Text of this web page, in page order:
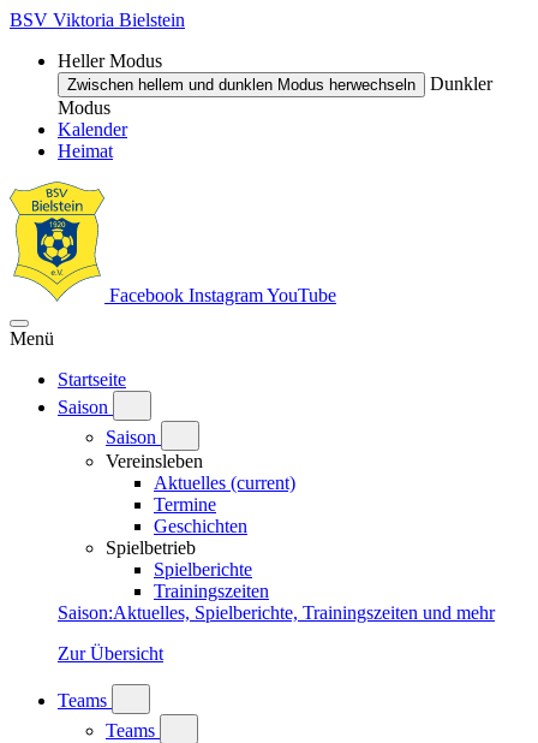
BSV Viktoria Bielstein
Heller Modus
Zwischen hellem und dunklen Modus herwechseln
Dunkler
Modus
Kalender
Heimat
Facebook InstagramYouTube
Menü
Startseite
Saison
Saison
Vereinsleben
Aktuelles (current)
Termine
Geschichten
Spielbetrieb
Spielberichte
Trainingszeiten
Saison:Aktuelles, Spielberichte, Trainingszeiten und mehr
Zur Übersicht
Teams
Teams